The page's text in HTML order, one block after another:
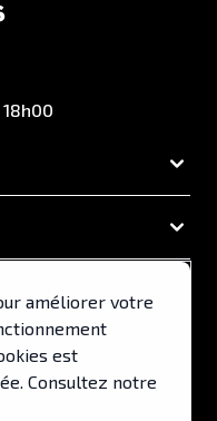
améliorer votre
est
Consultez notre